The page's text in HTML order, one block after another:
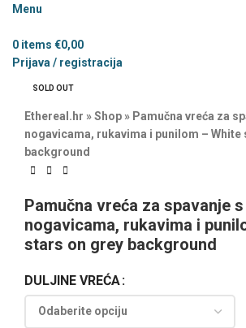
Menu
0 items €0,00
Prijava / registracija
SOLD OUT
Ethereal.hr »Shop» Pamučna vreća za
nogavicama, rukavima i punilom – White
background
Pamučna vreća za spavanje s
nogavicama, rukavima i
stars on grey background
DULJINE VREĆA